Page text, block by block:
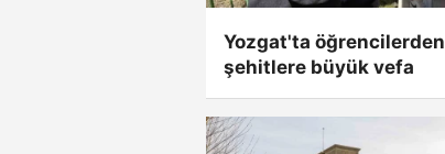
Yozgat'ta öğrencilerden
şehitlere büyük vefa